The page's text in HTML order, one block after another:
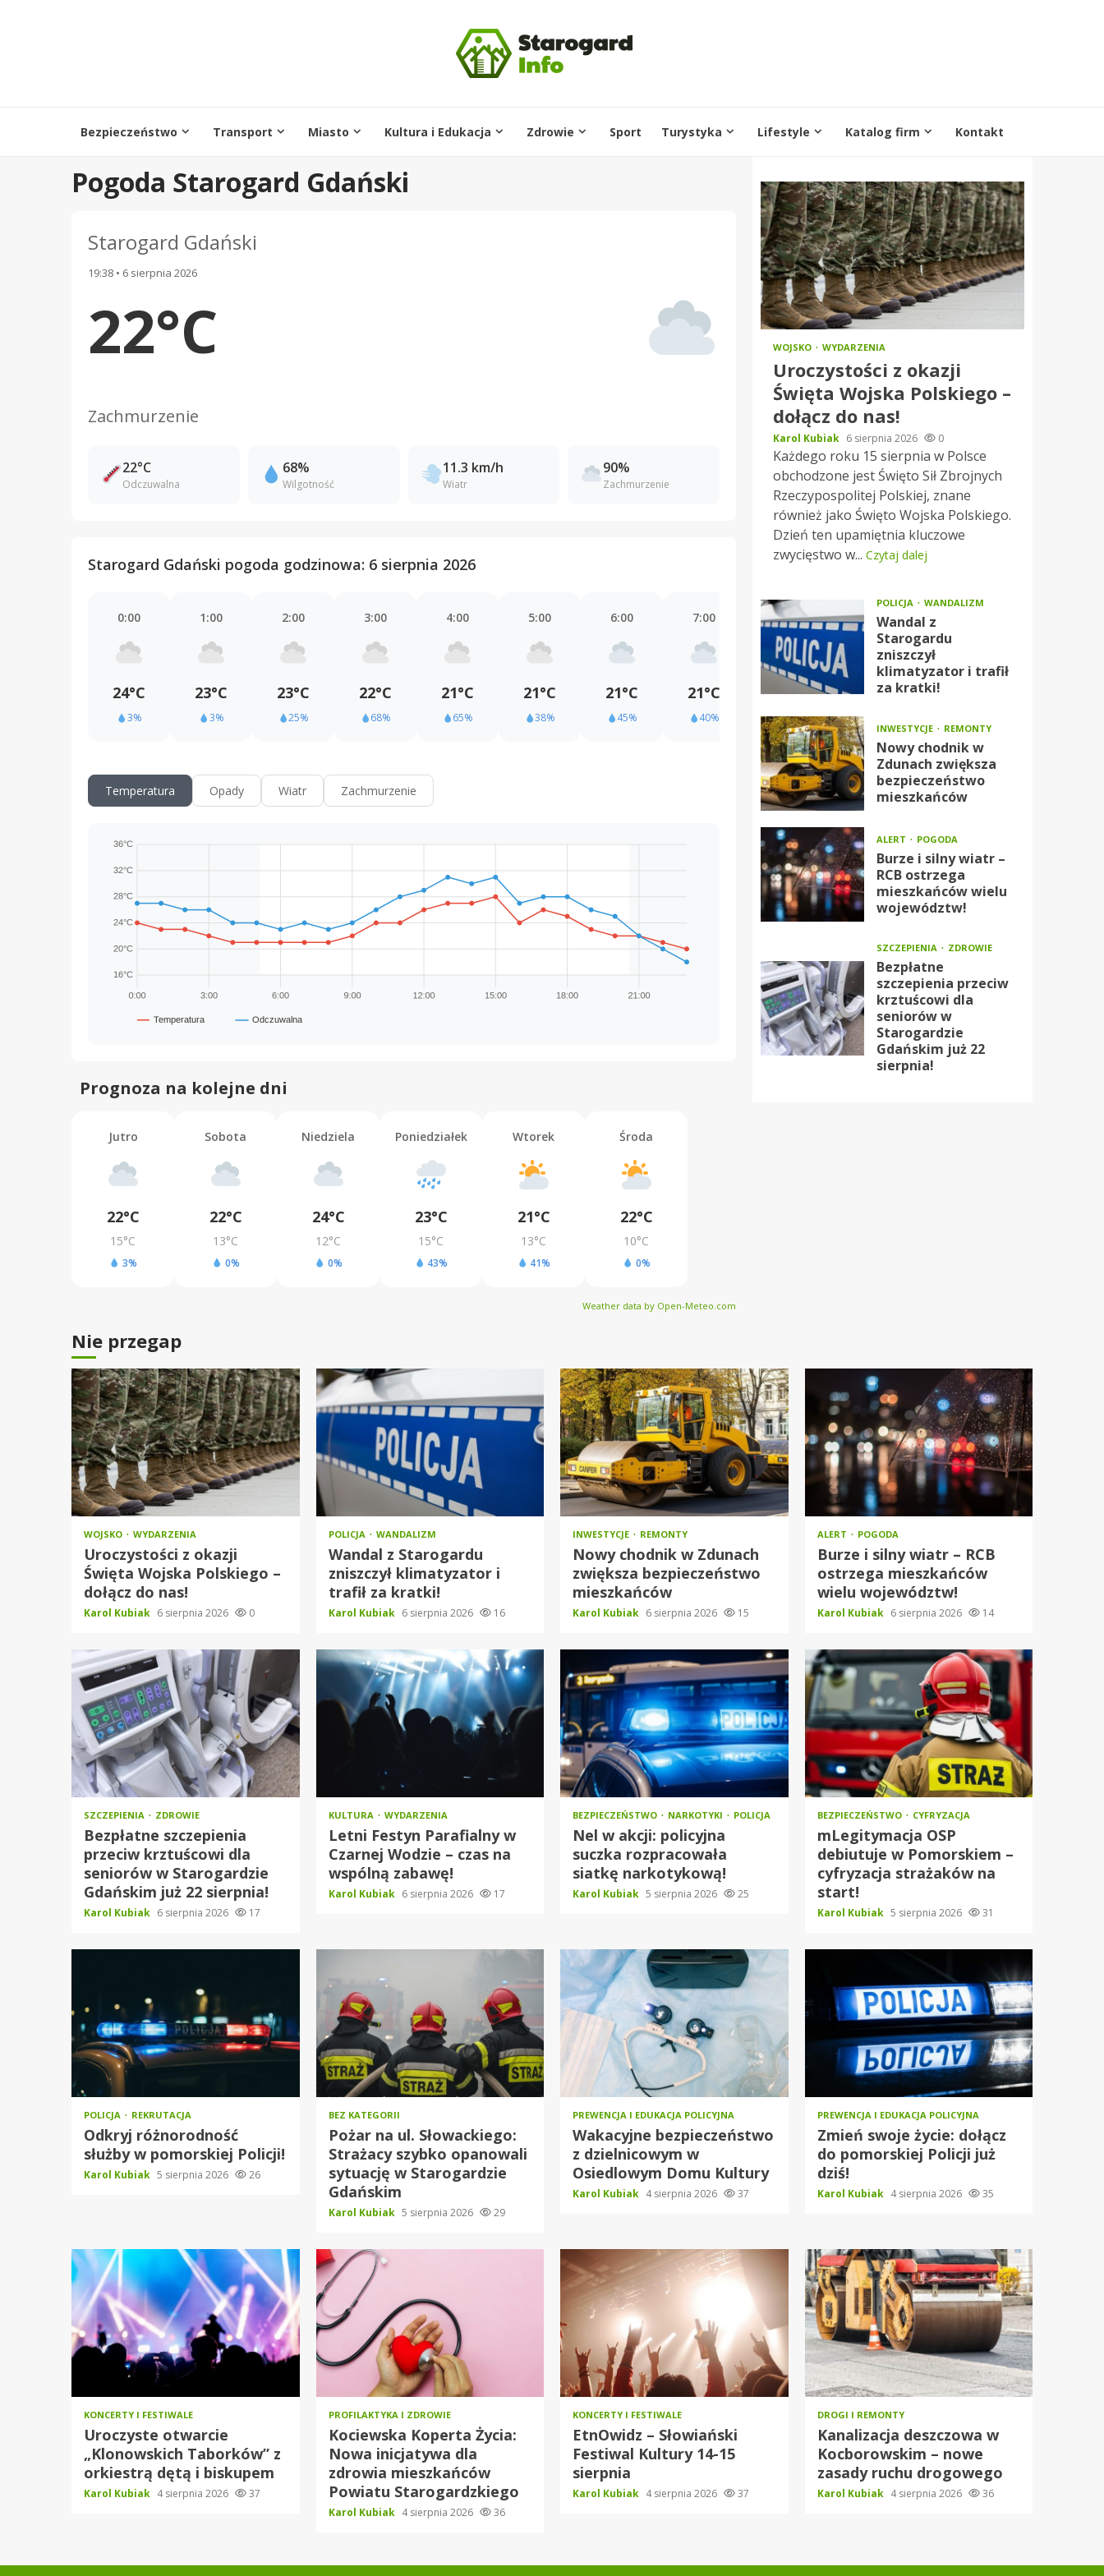
Bezpieczeństwo Transport Miasto Kultura i Edukacja Zdrowie Sport Turystyka Lifestyle Katalog firm Kontakt
Pogoda Starogard Gdański
Starogard Gdański
19:38 • 6 sierpnia 2026
22°C
Zachmurzenie
22°C
Odczuwalna
68%
Wilgotność
11.3 km/h
Wiatr
90%
Zachmurzenie
Starogard Gdański pogoda godzinowa: 6 sierpnia 2026
0:00
24°C
3%
1:00
23°C
3%
2:00
23°C
25%
3:00
22°C
68%
4:00
21°C
65%
5:00
21°C
38%
6:00
21°C
45%
7:00
21°C
40%
8:00
21°C
40%
9:00
22°C
18%
24°C
Temperatura Opady Wiatr Zachmurzenie
Prognoza na kolejne dni
Jutro
22°C
15°C
3%
Sobota
22°C
13°C
0%
Niedziela
24°C
12°C
0%
Poniedziałek
23°C
15°C
43%
Wtorek
21°C
13°C
41%
Środa
22°C
10°C
0%
Weather data by Open-Meteo.com
WOJSKO WYDARZENIA
Uroczystości z okazji
Święta Wojska Polskiego –
dołącz do nas!
Karol Kubiak 6 sierpnia 2026 0
Każdego roku 15 sierpnia w Polsce
obchodzone jest Święto Sił Zbrojnych
Rzeczypospolitej Polskiej, znane
również jako Święto Wojska Polskiego.
Dzień ten upamiętnia kluczowe
zwycięstwo w... Czytaj dalej
POLICJA WANDALIZM
Wandal z
Starogardu
zniszczył
klimatyzator i trafił
za kratki!
INWESTYCJE REMONTY
Nowy chodnik w
Zdunach zwiększa
bezpieczeństwo
mieszkańców
ALERT POGODA
Burze i silny wiatr –
RCB ostrzega
mieszkańców wielu
województw!
SZCZEPIENIA ZDROWIE
Bezpłatne
szczepienia przeciw
krztuścowi dla
seniorów w
Starogardzie
Gdańskim już 22
sierpnia!
Nie przegap
WOJSKO WYDARZENIA
Uroczystości z okazji
Święta Wojska Polskiego –
dołącz do nas!
Karol Kubiak 6 sierpnia 2026 0
POLICJA WANDALIZM
Wandal z Starogardu
zniszczył klimatyzator i
trafił za kratki!
Karol Kubiak 6 sierpnia 2026 16
INWESTYCJE REMONTY
Nowy chodnik w Zdunach
zwiększa bezpieczeństwo
mieszkańców
Karol Kubiak 6 sierpnia 2026 15
ALERT POGODA
Burze i silny wiatr – RCB
ostrzega mieszkańców
wielu województw!
Karol Kubiak 6 sierpnia 2026 14
SZCZEPIENIA ZDROWIE
Bezpłatne szczepienia
przeciw krztuścowi dla
seniorów w Starogardzie
Gdańskim już 22 sierpnia!
Karol Kubiak 6 sierpnia 2026 17
KULTURA WYDARZENIA
Letni Festyn Parafialny w
Czarnej Wodzie – czas na
wspólną zabawę!
Karol Kubiak 6 sierpnia 2026 17
BEZPIECZEŃSTWO NARKOTYKI POLICJA
Nel w akcji: policyjna
suczka rozpracowała
siatkę narkotykową!
Karol Kubiak 5 sierpnia 2026 25
BEZPIECZEŃSTWO CYFRYZACJA
mLegitymacja OSP
debiutuje w Pomorskiem –
cyfryzacja strażaków na
start!
Karol Kubiak 5 sierpnia 2026 31
POLICJA REKRUTACJA
Odkryj różnorodność
służby w pomorskiej Policji!
Karol Kubiak 5 sierpnia 2026 26
BEZ KATEGORII
Pożar na ul. Słowackiego:
Strażacy szybko opanowali
sytuację w Starogardzie
Gdańskim
Karol Kubiak 5 sierpnia 2026 29
PREWENCJA I EDUKACJA POLICYJNA
Wakacyjne bezpieczeństwo
z dzielnicowym w
Osiedlowym Domu Kultury
Karol Kubiak 4 sierpnia 2026 37
PREWENCJA I EDUKACJA POLICYJNA
Zmień swoje życie: dołącz
do pomorskiej Policji już
dziś!
Karol Kubiak 4 sierpnia 2026 35
KONCERTY I FESTIWALE
Uroczyste otwarcie
„Klonowskich Taborków” z
orkiestrą dętą i biskupem
Karol Kubiak 4 sierpnia 2026 37
PROFILAKTYKA I ZDROWIE
Kociewska Koperta Życia:
Nowa inicjatywa dla
zdrowia mieszkańców
Powiatu Starogardzkiego
Karol Kubiak 4 sierpnia 2026 36
KONCERTY I FESTIWALE
EtnOwidz – Słowiański
Festiwal Kultury 14-15
sierpnia
Karol Kubiak 4 sierpnia 2026 37
DROGI I REMONTY
Kanalizacja deszczowa w
Kocborowskim – nowe
zasady ruchu drogowego
Karol Kubiak 4 sierpnia 2026 36